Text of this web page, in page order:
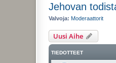
Jehovan
Valvoja: Moderaattorit
Uusi Aihe
TIEDOTTEET